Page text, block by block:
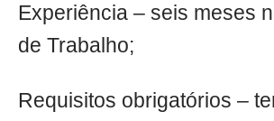
Experiência – seis meses
de Trabalho;
Requisitos obrigatórios –